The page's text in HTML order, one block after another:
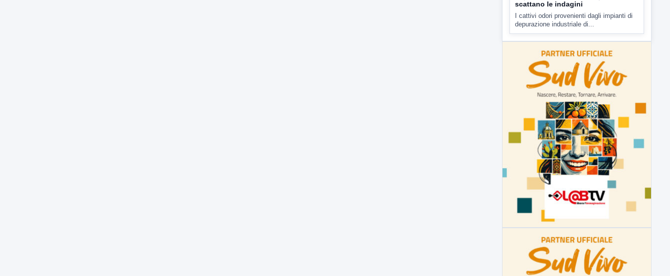
7 AGOSTO 2026
Miasmi dagli impianti di
depurazione, inviato l'esposto:
scattano le indagini
I cattivi odori provenienti dagli impianti di
depurazione industriale di...